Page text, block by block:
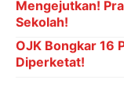
Mengejutkan!
Sekolah!
OJK Bongkar 16
Diperketat!